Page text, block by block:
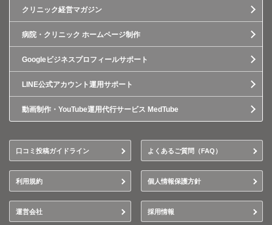
クリニック経営マガジン
病院・クリニック ホームページ制作
Googleビジネスプロフィールサポート
LINE公式アカウント運用サポート
動画制作・YouTube運用代行サービス MedTube
口コミ投稿ガイドライン よくあるご質問（FAQ）
利用規約 個人情報保護方針
運営会社 採用情報